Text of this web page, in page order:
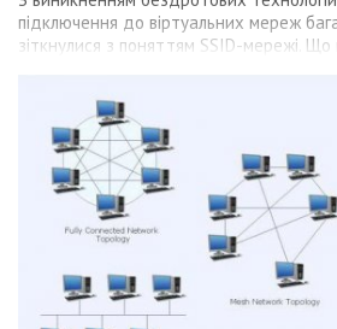
підключення до віртуальних мереж
зіткнулися з поняттям SSID-мережі. Що